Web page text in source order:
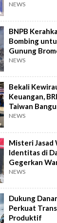
NEWS
BNPB
Bombing
Gunung
NEWS
Bekali
Keuangan,
Taiwan
NEWS
Misteri Jasad
Identitas di
Gegerkan
NEWS
Dukung
Perkuat
Produktif